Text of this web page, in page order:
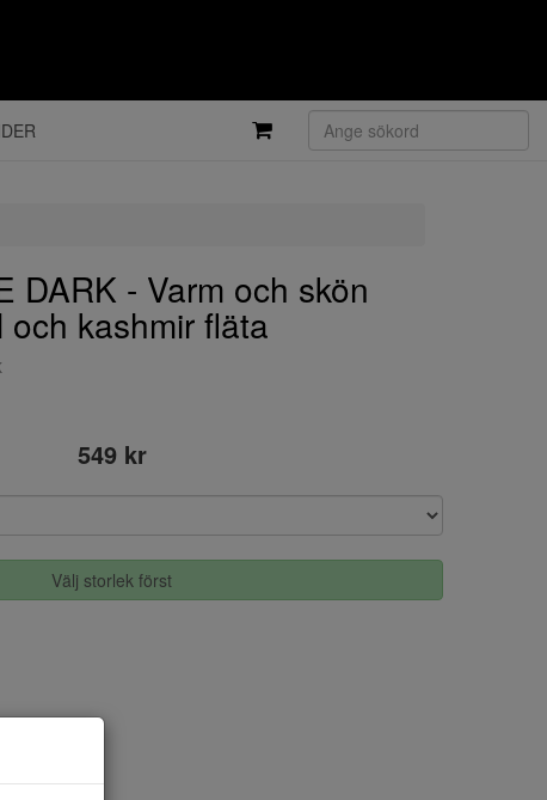
DARK - Varm och skön
och kashmir fläta
549 kr
Välj storlek först